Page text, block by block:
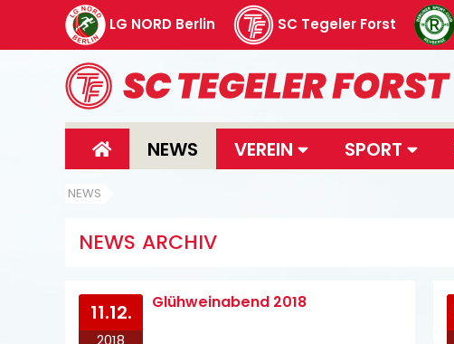
LG NORD Berlin SC Tegeler Forst
NEWS VEREIN SPORT
NEWS
NEWS ARCHIV
11.12.
2018
Glühweinabend 2018